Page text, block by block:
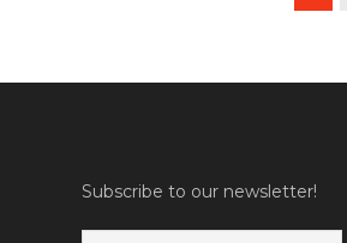
Subscribe to our newsletter!